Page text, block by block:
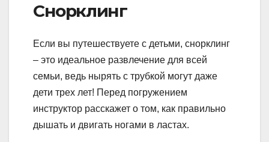
Снорклинг
Если вы путешествуете с детьми, снорклинг
– это идеальное развлечение для всей
семьи, ведь нырять с трубкой могут даже
дети трех лет! Перед погружением
инструктор расскажет о том, как правильно
дышать и двигать ногами в ластах.